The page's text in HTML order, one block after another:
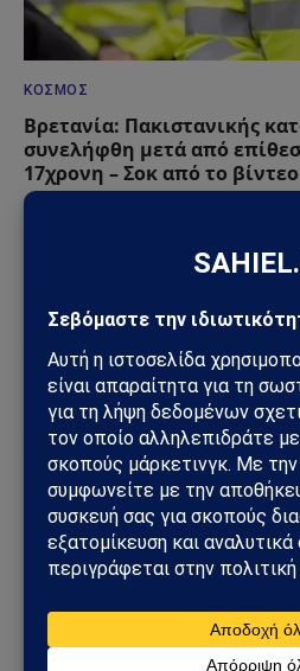
ΚΌΣΜΟΣ
Βρετανία: Πακιστανικής
συνελήφθη μετά από
17χρονη – Σοκ από το
13/06/2026
ΚΌΣΜΟΣ
Το Μπέλφαστ φλέγεται:
επίθεση με μαχαίρι –